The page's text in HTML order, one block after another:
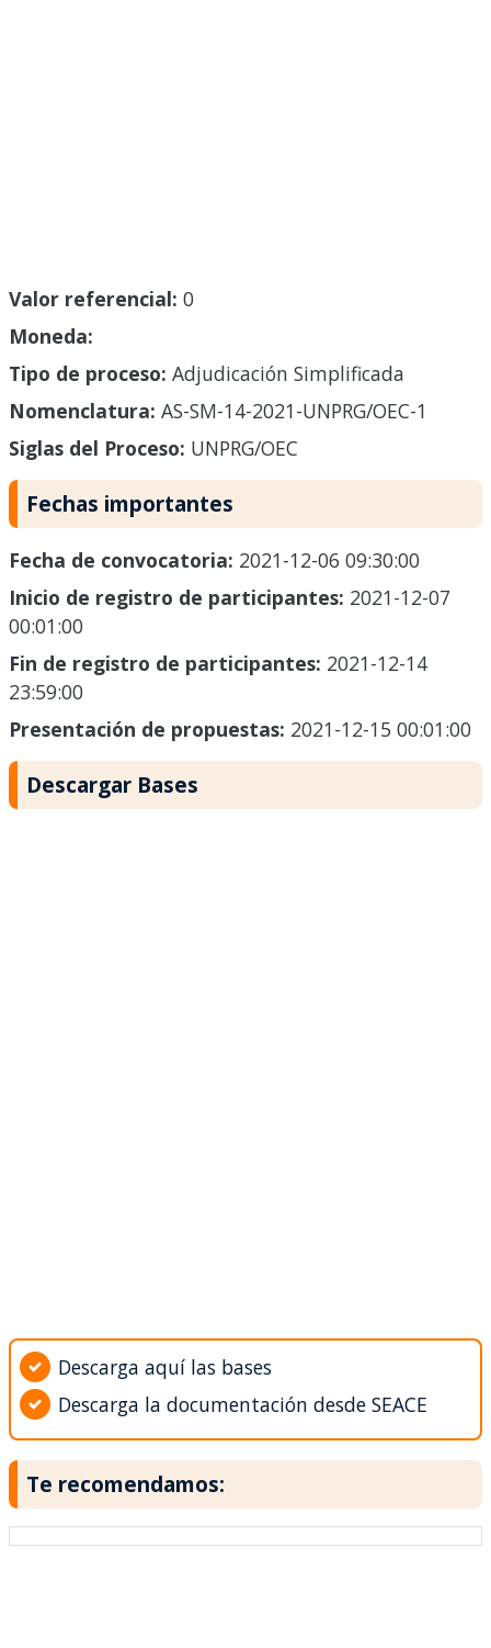
Valor referencial: 0
Moneda:
Tipo de proceso: Adjudicación Simplificada
Nomenclatura: AS-SM-14-2021-UNPRG/OEC-1
Siglas del Proceso: UNPRG/OEC
Fechas importantes
Fecha de convocatoria: 2021-12-06 09:30:00
Inicio de registro de participantes: 2021-12-07
00:01:00
Fin de registro de participantes: 2021-12-14
23:59:00
Presentación de propuestas: 2021-12-15 00:01:00
Descargar Bases
Descarga aquí las bases
Descarga la documentación desde SEACE
Te recomendamos: